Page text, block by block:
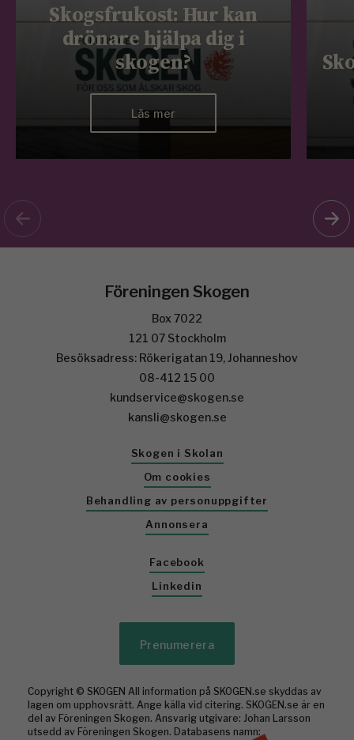
Skogsfrukost: Hur kan
drönare hjälpa dig i
skogen?
Läs mer
Föreningen Skogen
Box 7022
121 07 Stockholm
Besöksadress: Rökerigatan 19, Johanneshov
08-412 15 00
kundservice@skogen.se
kansli@skogen.se
Skogen i Skolan
Om cookies
Behandling av personuppgifter
Annonsera
Facebook
Linkedin
Prenumerera
Copyright © SKOGEN All information på SKOGEN.se skyddas av
lagen om upphovsrätt. Ange källa vid citering. SKOGEN.se är en
del av Föreningen Skogen. Ansvarig utgivare: Johan Larsson
utsedd av Föreningen Skogen. Databasens namn: